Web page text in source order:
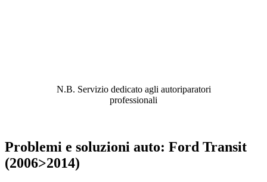
N.B. Servizio dedicato agli autoriparatori
professionali
Problemi e soluzioni auto: Ford Transit
(2006>2014)